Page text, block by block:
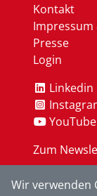
Kontakt
Impressum
Presse
Login
Linkedin
YouTube
Zum
Wir verwenden